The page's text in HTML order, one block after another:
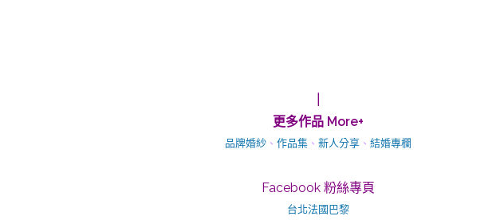
更多作品 More+
品牌婚紗 、 作品集 、 新人分享 、 結婚專欄
Facebook 粉絲專頁
台北法國巴黎